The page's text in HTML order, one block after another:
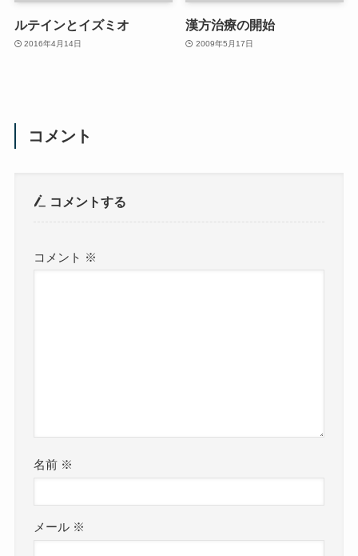
ルテインとイズミオ
2016年4月14日
漢方治療の開始
2009年5月17日
コメント
コメントする
コメント ※
名前 ※
メール ※